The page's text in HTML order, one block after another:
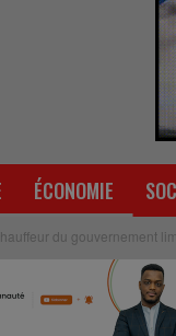
ÉCONOMIE
du gouvernement